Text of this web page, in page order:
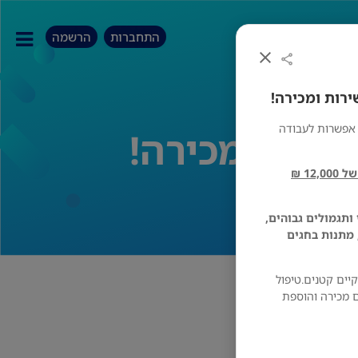
אפשרות לעבודה
ללא סופי שבוע!! שעות נוחות! מענק התמדה של 12,000 ₪
גבוהים,
מתנות בחגים
קטנים.טיפול
מכירה והוספת
התחברות הרשמה